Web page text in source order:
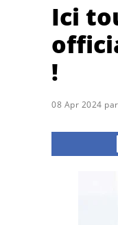
Ici
!
08 Apr 2024 par